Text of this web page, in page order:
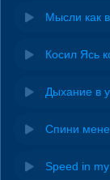
Мысли как
Косил Ясь
Дыхание в
Спини
Speed in